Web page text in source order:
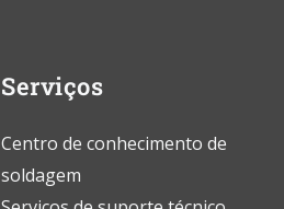
Serviços
Centro de conhecimento de
soldagem